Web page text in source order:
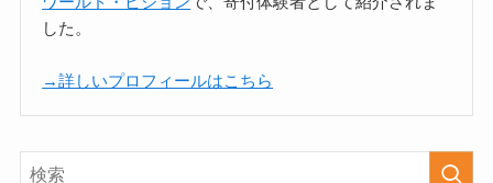
した。
→詳しいプロフィールはこちら